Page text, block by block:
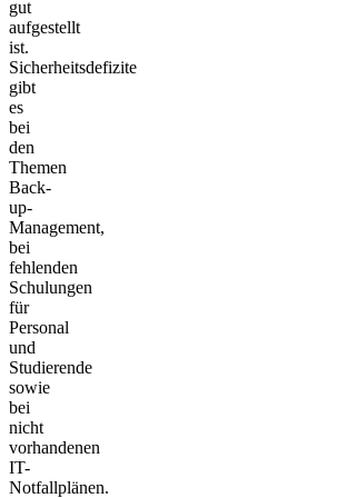
gut
aufgestellt
ist.
Sicherheitsdefizite
gibt
es
bei
den
Themen
Back-
up-
Management,
bei
fehlenden
Schulungen
für
Personal
und
Studierende
sowie
bei
nicht
vorhandenen
IT-
Notfallplänen.